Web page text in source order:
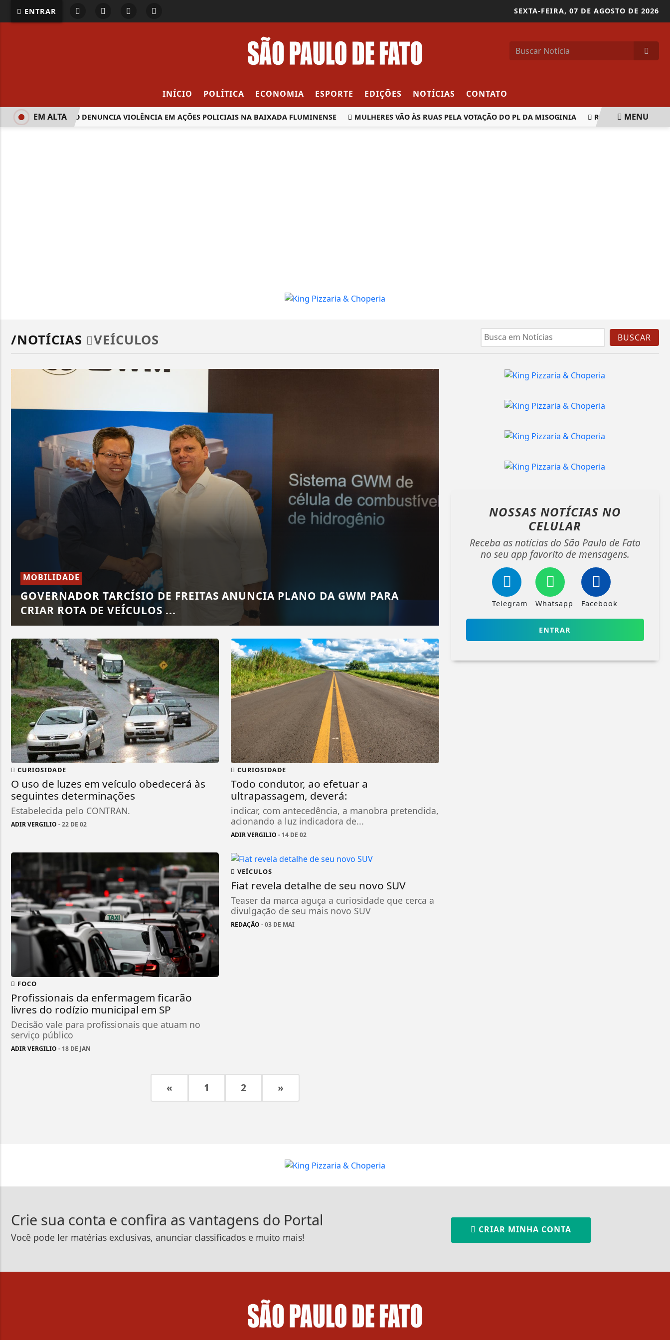
ENTRAR SEXTA-FEIRA, 07 DE AGOSTO DE 2026
INÍCIO POLÍTICA ECONOMIA ESPORTE EDIÇÕES NOTÍCIAS CONTATO
RELATÓRIO DENUNCIA VIOLÊNCIA EM AÇÕES POLICIAIS NA BAIXADA FLUMINENSE MULHERES VÃO ÀS RUAS PELA VOTAÇÃO DO PL DA MISOGINIA REDE ELÉTRICA MAIS
EM ALTA MENU
/NOTÍCIAS VEÍCULOS BUSCAR
MOBILIDADE
GOVERNADOR TARCÍSIO DE FREITAS ANUNCIA PLANO DA GWM PARA
CRIAR ROTA DE VEÍCULOS ...
CURIOSIDADE
O uso de luzes em veículo obedecerá às
seguintes determinações
Estabelecida pelo CONTRAN.
ADIR VERGILIO - 22 DE 02
CURIOSIDADE
Todo condutor, ao efetuar a
ultrapassagem, deverá:
indicar, com antecedência, a manobra pretendida,
acionando a luz indicadora de...
ADIR VERGILIO - 14 DE 02
FOCO
Profissionais da enfermagem ficarão
livres do rodízio municipal em SP
Decisão vale para profissionais que atuam no
serviço público
ADIR VERGILIO - 18 DE JAN
VEÍCULOS
Fiat revela detalhe de seu novo SUV
Teaser da marca aguça a curiosidade que cerca a
divulgação de seu mais novo SUV
REDAÇÃO - 03 DE MAI
« 1 2 »
NOSSAS NOTÍCIAS NO
CELULAR
Receba as notícias do São Paulo de Fato
no seu app favorito de mensagens.
Telegram Whatsapp Facebook
ENTRAR
Crie sua conta e confira as vantagens do Portal
Você pode ler matérias exclusivas, anunciar classificados e muito mais!
CRIAR MINHA CONTA